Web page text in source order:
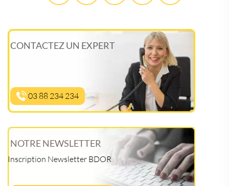
CONTACTEZ UN EXPERT
03 88 234 234
NOTRE NEWSLETTER
Inscription Newsletter BDOR